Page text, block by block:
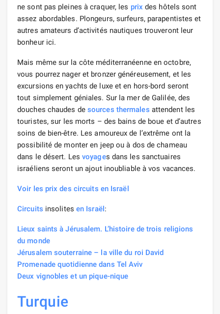
ne sont pas pleines à craquer, les prix des hôtels sont
assez abordables. Plongeurs, surfeurs, parapentistes et
autres amateurs d’activités nautiques trouveront leur
bonheur ici.
Mais même sur la côte méditerranéenne en octobre,
vous pourrez nager et bronzer généreusement, et les
excursions en yachts de luxe et en hors-bord seront
tout simplement géniales. Sur la mer de Galilée, des
douches chaudes de sources thermales attendent les
touristes, sur les morts – des bains de boue et d’autres
soins de bien-être. Les amoureux de l’extrême ont la
possibilité de monter en jeep ou à dos de chameau
dans le désert. Les voyages dans les sanctuaires
israéliens seront un ajout inoubliable à vos vacances.
Voir les prix des circuits en Israël
Circuits insolites en Israël:
Lieux saints à Jérusalem. L’histoire de trois religions
du monde
Jérusalem souterraine – la ville du roi David
Promenade quotidienne dans Tel Aviv
Deux vignobles et un pique-nique
Turquie